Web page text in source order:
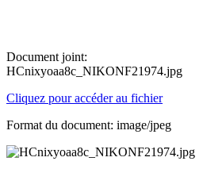
Document joint:
HCnixyoaa8c_NIKONF21974.jpg
Cliquez pour accéder au fichier
Format du document: image/jpeg